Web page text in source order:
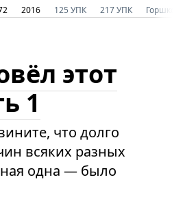
2016 125 УПК 217 УПК Горшков
этот
1
что долго
всяких разных
одна — было